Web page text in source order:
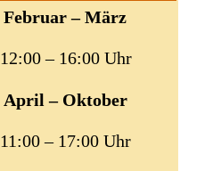
Februar – März
12:00 – 16:00 Uhr
April – Oktober
11:00 – 17:00 Uhr